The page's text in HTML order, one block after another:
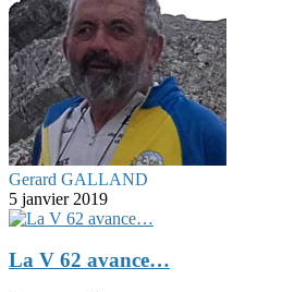
Gerard GALLAND
5 janvier 2019
La V 62 avance…